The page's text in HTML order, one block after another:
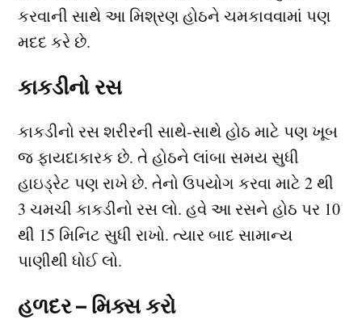
કરવાની સાથે આ મિશ્રણ હોઠને ચમકાવવામાં પણ
મદદ કરે છે.
કાકડીનો રસ
કાકડીનો રસ શરીરની સાથે-સાથે હોઠ માટે પણ ખૂબ
જ ફાયદાકારક છે. તે હોઠને લાંબા સમય સુધી
હાઇડ્રેટ પણ રાખે છે. તેનો ઉપયોગ કરવા માટે 2 થી
3 ચમચી કાકડીનો રસ લો. હવે આ રસને હોઠ પર 10
થી 15 મિનિટ સુધી રાખો. ત્યાર બાદ સામાન્ય
પાણીથી ધોઈ લો.
હળદર – મિક્સ કરો